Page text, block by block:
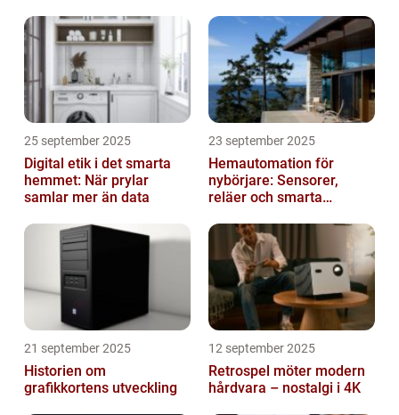
25 september 2025
Digital etik i det smarta
hemmet: När prylar
samlar mer än data
23 september 2025
Hemautomation för
nybörjare: Sensorer,
reläer och smarta
21 september 2025
Historien om
grafikkortens utveckling
12 september 2025
Retrospel möter modern
hårdvara – nostalgi i 4K